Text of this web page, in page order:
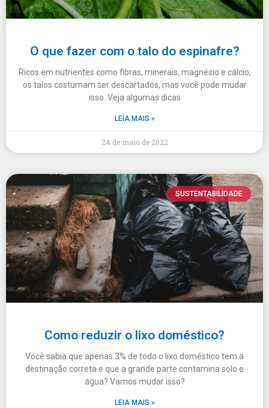
O que fazer com o talo do espinafre?
Ricos em nutrientes como fibras, minerais, magnésio e cálcio,
os talos costumam ser descartados, mas você pode mudar
isso. Veja algumas dicas
LEIA MAIS »
24 de maio de 2022
SUSTENTABILIDADE
Como reduzir o lixo doméstico?
Você sabia que apenas 3% de todo o lixo doméstico tem a
destinação correta e que a grande parte contamina solo e
água? Vamos mudar isso?
LEIA MAIS »